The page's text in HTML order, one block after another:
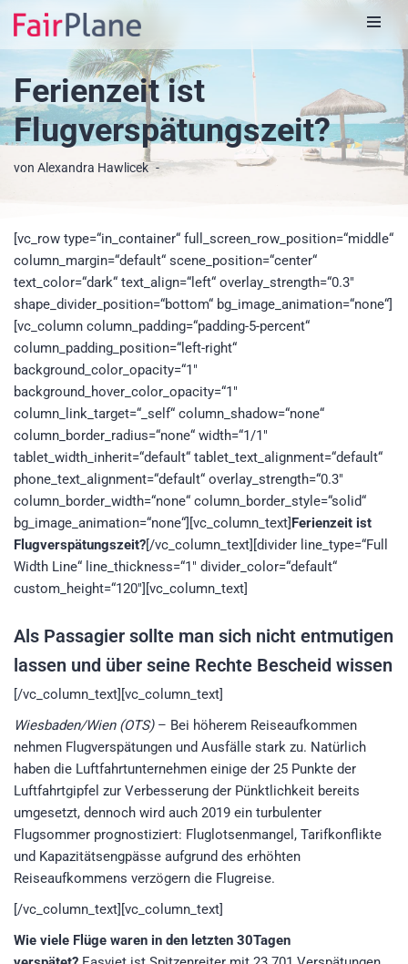
Zum
Ferienzeit ist
Flugverspätungszeit?
von Alexandra Hawlicek
[vc_row type=“in_container“ full_screen_row_position=“middle“
column_margin=“default“ scene_position=“center“
text_color=“dark“ text_align=“left“ overlay_strength=“0.3″
shape_divider_position=“bottom“ bg_image_animation=“none“]
[vc_column column_padding=“padding-5-percent“
column_padding_position=“left-right“
background_color_opacity=“1″
background_hover_color_opacity=“1″
column_link_target=“_self“ column_shadow=“none“
column_border_radius=“none“ width=“1/1″
tablet_width_inherit=“default“ tablet_text_alignment=“default“
phone_text_alignment=“default“ overlay_strength=“0.3″
column_border_width=“none“ column_border_style=“solid“
bg_image_animation=“none“][vc_column_text]Ferienzeit ist
Flugverspätungszeit?[/vc_column_text][divider line_type=“Full
Width Line“ line_thickness=“1″ divider_color=“default“
custom_height=“120″][vc_column_text]
Als Passagier sollte man sich nicht entmutigen
lassen und über seine Rechte Bescheid wissen
[/vc_column_text][vc_column_text]
Wiesbaden/Wien (OTS)– Bei höherem Reiseaufkommen
nehmen Flugverspätungen und Ausfälle stark zu. Natürlich
haben die Luftfahrtunternehmen einige der 25 Punkte der
Luftfahrtgipfel zur Verbesserung der Pünktlichkeit bereits
umgesetzt, dennoch wird auch 2019 ein turbulenter
Flugsommer prognostiziert: Fluglotsenmangel, Tarifkonflikte
und Kapazitätsengpässe aufgrund des erhöhten
Reiseaufkommens verzögern die Flugreise.
[/vc_column_text][vc_column_text]
Wie viele Flüge waren in den letzten 30Tagen